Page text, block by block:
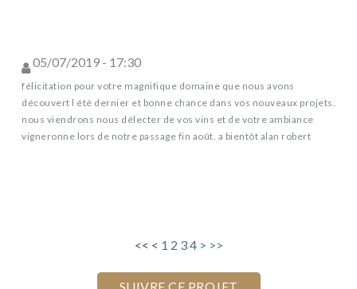
05/07/2019 - 17:30
félicitation pour votre magnifique domaine que nous avons
découvert l été dernier et bonne chance dans vos nouveaux projets.
nous viendrons nous délecter de vos vins et de votre ambiance
vigneronne lors de notre passage fin août. a bientôt alan robert
<< < 1 2 34 > >>